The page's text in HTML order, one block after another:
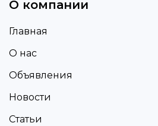
О компании
Главная
О нас
Объявления
Новости
Статьи